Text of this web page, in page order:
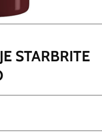
STARBRITE